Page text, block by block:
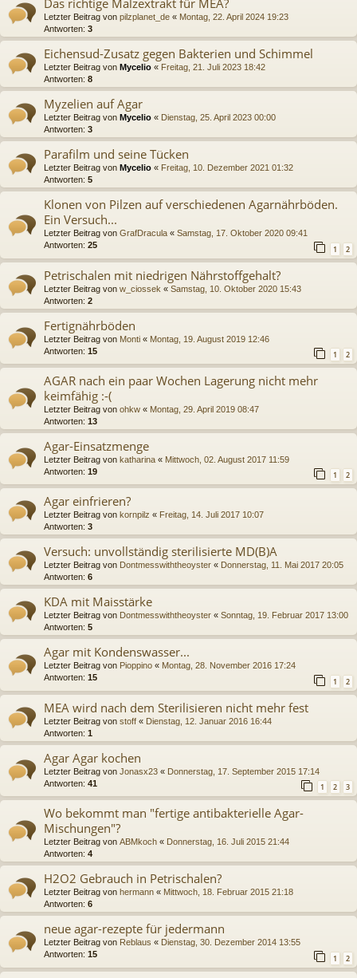
Das richtige Malzextrakt für MEA?
Letzter Beitrag von pilzplanet_de « Montag, 22. April 2024 19:23
Antworten: 3
Eichensud-Zusatz gegen Bakterien und Schimmel
Letzter Beitrag von Mycelio « Freitag, 21. Juli 2023 18:42
Antworten: 8
Myzelien auf Agar
Letzter Beitrag von Mycelio « Dienstag, 25. April 2023 00:00
Antworten: 3
Parafilm und seine Tücken
Letzter Beitrag von Mycelio « Freitag, 10. Dezember 2021 01:32
Antworten: 5
Klonen von Pilzen auf verschiedenen Agarnährböden.
Ein Versuch...
Letzter Beitrag von GrafDracula « Samstag, 17. Oktober 2020 09:41
Antworten: 25 1 2
Petrischalen mit niedrigen Nährstoffgehalt?
Letzter Beitrag von w_ciossek « Samstag, 10. Oktober 2020 15:43
Antworten: 2
Fertignährböden
Letzter Beitrag von Monti « Montag, 19. August 2019 12:46
Antworten: 15 1 2
AGAR nach ein paar Wochen Lagerung nicht mehr
keimfähig :-(
Letzter Beitrag von ohkw « Montag, 29. April 2019 08:47
Antworten: 13
Agar-Einsatzmenge
Letzter Beitrag von katharina « Mittwoch, 02. August 2017 11:59
Antworten: 19 1 2
Agar einfrieren?
Letzter Beitrag von kornpilz « Freitag, 14. Juli 2017 10:07
Antworten: 3
Versuch: unvollständig sterilisierte MD(B)A
Letzter Beitrag von Dontmesswiththeoyster « Donnerstag, 11. Mai 2017 20:05
Antworten: 6
KDA mit Maisstärke
Letzter Beitrag von Dontmesswiththeoyster « Sonntag, 19. Februar 2017 13:00
Antworten: 5
Agar mit Kondenswasser...
Letzter Beitrag von Pioppino « Montag, 28. November 2016 17:24
Antworten: 15 1 2
MEA wird nach dem Sterilisieren nicht mehr fest
Letzter Beitrag von stoff « Dienstag, 12. Januar 2016 16:44
Antworten: 1
Agar Agar kochen
Letzter Beitrag von Jonasx23 « Donnerstag, 17. September 2015 17:14
Antworten: 41 1 2 3
Wo bekommt man "fertige antibakterielle Agar-
Mischungen"?
Letzter Beitrag von ABMkoch « Donnerstag, 16. Juli 2015 21:44
Antworten: 4
H2O2 Gebrauch in Petrischalen?
Letzter Beitrag von hermann « Mittwoch, 18. Februar 2015 21:18
Antworten: 6
neue agar-rezepte für jedermann
Letzter Beitrag von Reblaus « Dienstag, 30. Dezember 2014 13:55
Antworten: 15 1 2